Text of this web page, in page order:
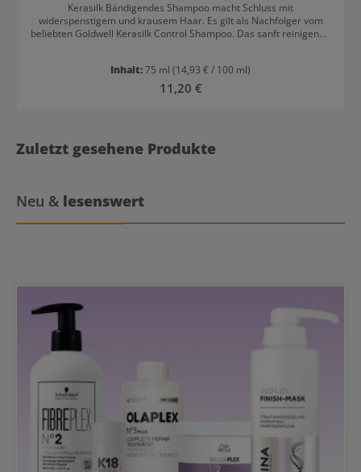
Kerasilk Bändigendes Shampoo macht Schluss mit
widerspenstigem und krausem Haar. Es gilt als Nachfolger vom
beliebten Goldwell Kerasilk Control Shampoo. Das sanft reinigende
neue Vitalität, Griffigkeit und sieht gesünder aus, was es leichter
kontrollierbar macht. Das Shampoo entfernt Schmutz, Sebum, Öl,
Schadstoffe und Produktrückstände und ist sanft zur Kopfhaut ?.
Farbstoffen, Mikroplastik und Mineralölen.
Inhalt:75 ml (14,93 € / 100 ml)
Regulärer Preis:
11,20 €
Zuletzt gesehene Produkte
Neu & lesenswert